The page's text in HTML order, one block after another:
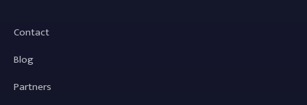
Contact
Blog
Partners